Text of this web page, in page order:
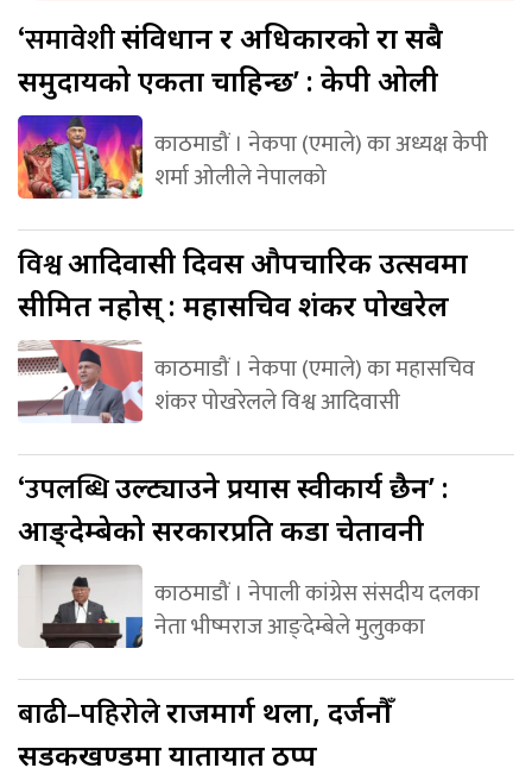
‘समावेशीसंविधान र अधिकारको रक्षा सबै
समुदायको एकता चाहिन्छ’ : केपी ओली
काठमाडौं । नेकपा (एमाले) का अध्यक्ष केपी
शर्मा ओलीले नेपालको
विश्वआदिवासी दिवस औपचारिक उत्सवमा
सीमित नहोस् : महासचिव शंकर पोखरेल
काठमाडौं । नेकपा (एमाले) का महासचिव
शंकर पोखरेलले विश्व आदिवासी
‘उपलब्धिउल्ट्याउने प्रयास स्वीकार्य छैन’ :
आङ्देम्बेको सरकारप्रति कडा चेतावनी
काठमाडौं । नेपाली कांग्रेस संसदीय दलका
नेता भीष्मराज आङ्देम्बेले मुलुकका
बाढी–पहिरोलेराजमार्ग थला, दर्जनौँ
सडकखण्डमा यातायात ठप्प